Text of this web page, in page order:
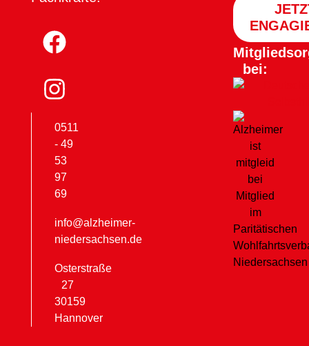
0511
- 49
53
97
69
info@alzheimer-
niedersachsen.de
Osterstraße
27
30159
Hannover
bei: